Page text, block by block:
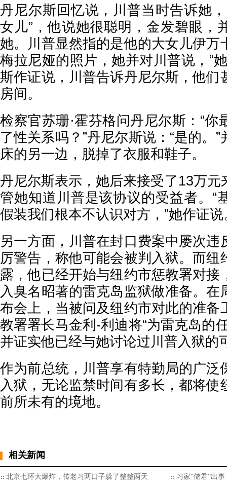
丹尼尔斯回忆说，川普当时告诉她
女儿”，他说她很聪明，金发碧眼，
她。川普显然指的是他的大女儿伊万
梅拉尼娅的照片，她并对川普说，“
斯作证说，川普告诉丹尼尔斯，他们
房间。
检察官苏珊·霍芬格问丹尼尔斯：“你
了性关系吗？”丹尼尔斯说：“是的。
床的另一边，脱掉了衣服和鞋子。
丹尼尔斯表示，她后来接受了13万元
管她知道川普是该协议的受益者。“
假装我们根本不认识对方，”她作证说
另一方面，川普在封口费案中屡次违
厉警告，称他可能会被判入狱。而纽
露，他已经开始与纽约市惩教署对接
入臭名昭著的雷克岛监狱做准备。在
布会上，当被问及纽约市对此的准备
教署署长马金利-利迪将“为雷克岛的
并证实他已经与她讨论过川普入狱的
作为前总统，川普享有特勤局的广泛
入狱，无论监禁时间有多长，都将使
前所未有的境地。
相关新闻
北京七环大爆炸，传老习两口子躲了整整两天
习家“储君”出